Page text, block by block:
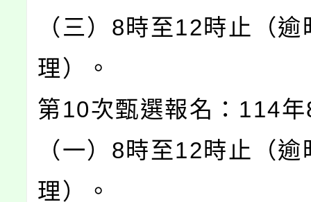
（三）8時至12時止（
理）。
第10次甄選報名：114
（一）8時至12時止（
理）。